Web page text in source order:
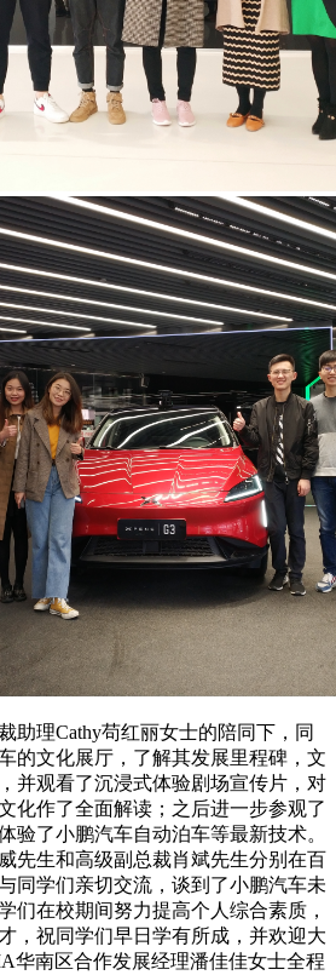
理Cathy苟红丽女士的陪同下，同
的文化展厅，了解其发展里程碑，文
并观看了沉浸式体验剧场宣传片，对
化作了全面解读；之后进一步参观了
验了小鹏汽车自动泊车等最新技术。
先生和高级副总裁肖斌先生分别在百
同学们亲切交流，谈到了小鹏汽车未
们在校期间努力提高个人综合素质，
，祝同学们早日学有所成，并欢迎大
华南区合作发展经理潘佳佳女士全程